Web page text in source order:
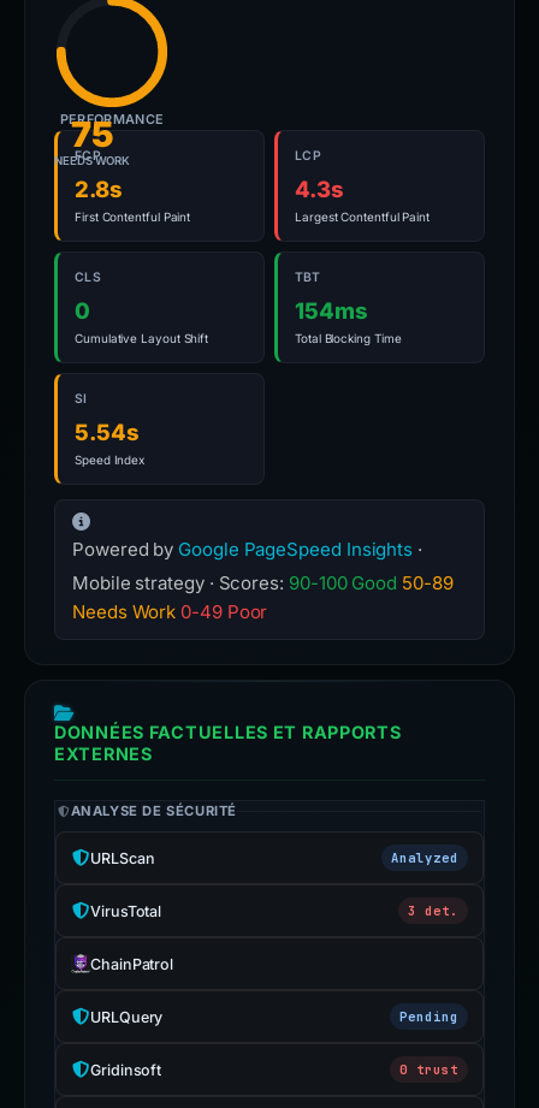
75
NEEDS WORK
PERFORMANCE
FCP
2.8s
First Contentful Paint
LCP
4.3s
Largest Contentful Paint
CLS
0
Cumulative Layout Shift
TBT
154ms
Total Blocking Time
SI
5.54s
Speed Index
Powered by Google PageSpeed Insights ·
Mobile strategy · Scores: 90-100 Good 50-89
Needs Work 0-49 Poor
DONNÉES FACTUELLES ET RAPPORTS
EXTERNES
ANALYSE DE SÉCURITÉ
URLScan Analyzed
VirusTotal 3 det.
ChainPatrol
URLQuery Pending
Gridinsoft 0 trust